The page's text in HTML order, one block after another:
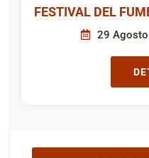
FESTIVAL DEL
29